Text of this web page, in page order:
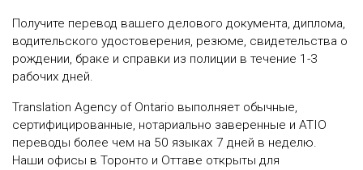
Получите перевод вашего делового документа, диплома,
водительского удостоверения, резюме, свидетельства о
рождении, браке и справки из полиции в течение 1-3
рабочих дней.
Translation Agency of Ontario выполняет обычные,
сертифицированные, нотариально заверенные и ATIO
переводы более чем на 50 языках 7 дней в неделю.
Наши офисы в Торонто и Оттаве открыты для